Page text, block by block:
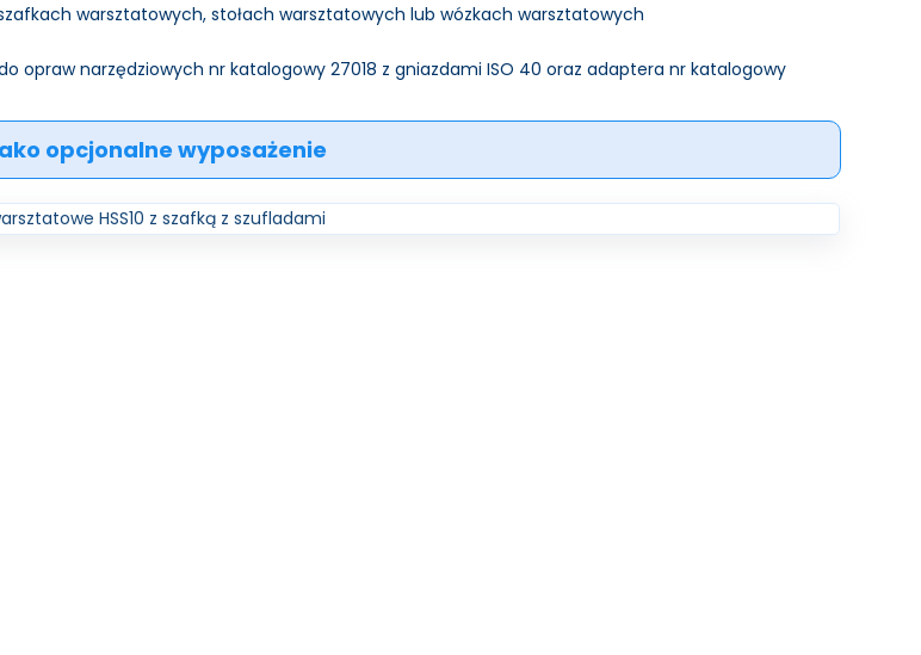
warsztatowych, stołach warsztatowych lub wózkach warsztatowych
opraw narzędziowych nr katalogowy 27018 z gniazdami ISO 40 oraz adaptera nr katalogowy
opcjonalne wyposażenie
HSS10 z szafką z szufladami